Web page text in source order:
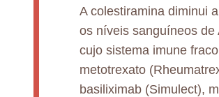
A colestiramina diminui
os níveis sanguíneos
cujo sistema imune
metotrexato
basiliximab (Simulect),